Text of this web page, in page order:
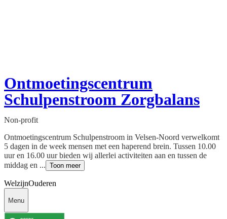
Ontmoetingscentrum
Schulpenstroom Zorgbalans
Non-profit
Ontmoetingscentrum Schulpenstroom in Velsen-Noord verwelkomt
5 dagen in de week mensen met een haperend brein. Tussen 10.00
uur en 16.00 uur bieden wij allerlei activiteiten aan en tussen de
middag en ... Toon meer
WelzijnOuderen
Menu